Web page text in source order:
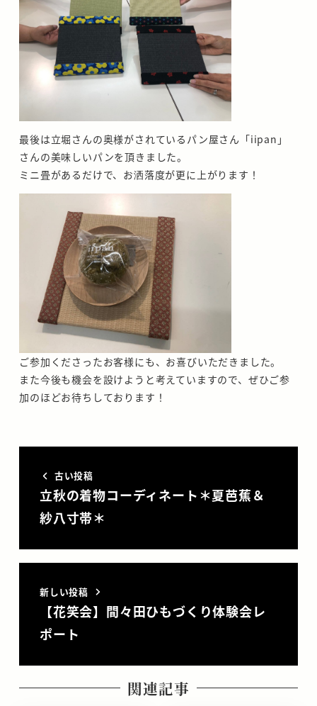
最後は立堀さんの奥様がされているパン屋さん「iipan」
さんの美味しいパンを頂きました。
ミニ畳があるだけで、お洒落度が更に上がります！
ご参加くださったお客様にも、お喜びいただきました。
また今後も機会を設けようと考えていますので、ぜひご参
加のほどお待ちしております！
古い投稿
立秋の着物コーディネート＊夏芭蕉＆
紗八寸帯＊
新しい投稿
【花笑会】間々田ひもづくり体験会レ
ポート
関連記事